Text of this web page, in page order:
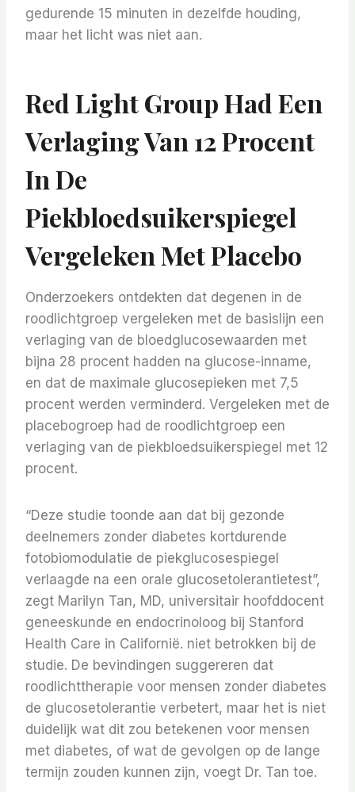
gedurende 15 minuten in dezelfde houding,
maar het licht was niet aan.
Red Light Group Had Een
Verlaging Van 12 Procent
In De
Piekbloedsuikerspiegel
Vergeleken Met Placebo
Onderzoekers ontdekten dat degenen in de
roodlichtgroep vergeleken met de basislijn een
verlaging van de bloedglucosewaarden met
bijna 28 procent hadden na glucose-inname,
en dat de maximale glucosepieken met 7,5
procent werden verminderd. Vergeleken met de
placebogroep had de roodlichtgroep een
verlaging van de piekbloedsuikerspiegel met 12
procent.
“Deze studie toonde aan dat bij gezonde
deelnemers zonder diabetes kortdurende
fotobiomodulatie de piekglucosespiegel
verlaagde na een orale glucosetolerantietest”,
zegt Marilyn Tan, MD, universitair hoofddocent
geneeskunde en endocrinoloog bij Stanford
Health Care in Californië. niet betrokken bij de
studie. De bevindingen suggereren dat
roodlichttherapie voor mensen zonder diabetes
de glucosetolerantie verbetert, maar het is niet
duidelijk wat dit zou betekenen voor mensen
met diabetes, of wat de gevolgen op de lange
termijn zouden kunnen zijn, voegt Dr. Tan toe.